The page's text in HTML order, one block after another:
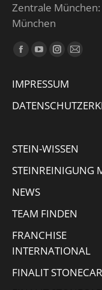
Zentrale
München
Finden Sie uns auf:
Facebook
opens
in
YouTube
opens
in
Instagram
opens
in
E-
opens
IMPRESSUM
STEIN-WISSEN
STEINREINIGUNG
NEWS
TEAM FINDEN
FRANCHISE
INTERNATIONAL
FINALIT